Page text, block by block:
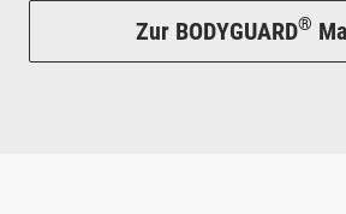
Zur BODYGUARD®